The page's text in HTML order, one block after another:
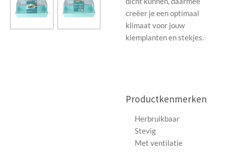
creëer je een optimaal
klimaat voor jouw
kiemplanten en stekjes.
Productkenmerken
Herbruikbaar
Stevig
Met ventilatie